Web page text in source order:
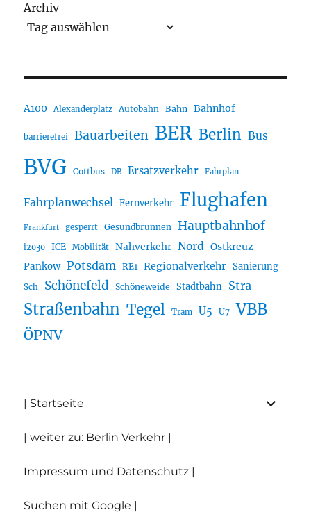
Archiv
A100 Alexanderplatz Autobahn Bahn Bahnhof
barrierefrei Bauarbeiten BER Berlin Bus
BVG Cottbus DB Ersatzverkehr Fahrplan
Fahrplanwechsel Fernverkehr Flughafen
Frankfurt gesperrt Gesundbrunnen Hauptbahnhof
i2030 ICE Mobilität Nahverkehr Nord Ostkreuz
Pankow Potsdam RE1 Regionalverkehr Sanierung
Sch Schönefeld Schöneweide Stadtbahn Stra
Straßenbahn Tegel Tram U5 U7 VBB
ÖPNV
| Startseite
öffnen
| weiter zu: Berlin Verkehr |
Impressum und Datenschutz |
Suchen mit Google |